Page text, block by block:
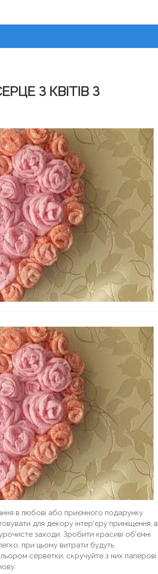
З КВІТІВ З
в любові або приємного подарунку
для декору інтер'єру приміщення, в
заходи. Зробити красиві об'ємні
при цьому витрати будуть
серветки, скручуйте з них паперові